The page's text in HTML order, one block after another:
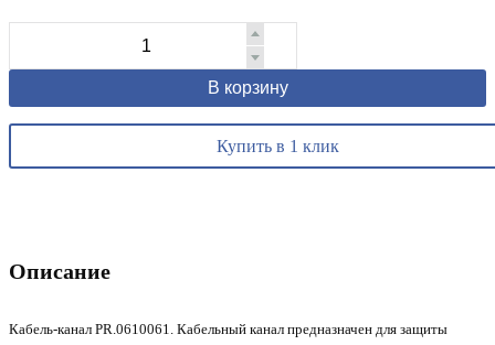
В корзину
Купить в 1 клик
Описание
Кабель-канал PR.0610061. Кабельный канал предназначен для защиты